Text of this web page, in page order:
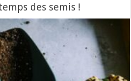
des semis !